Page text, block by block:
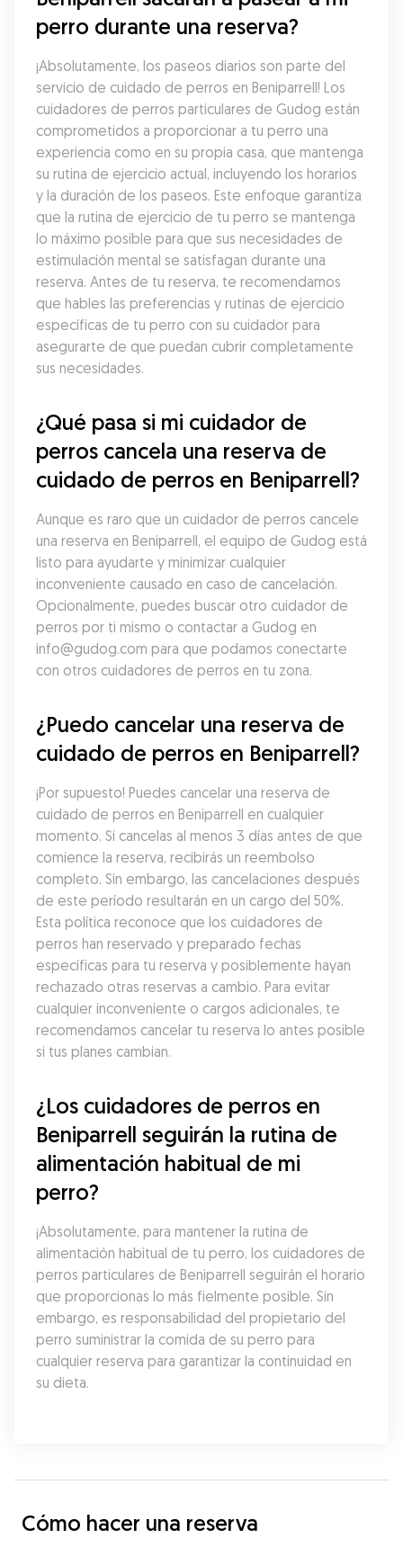
perro durante una reserva?
¡Absolutamente, los paseos diarios son parte del
servicio de cuidado de perros en Beniparrell! Los
cuidadores de perros particulares de Gudog están
comprometidos a proporcionar a tu perro una
experiencia como en su propia casa, que mantenga
su rutina de ejercicio actual, incluyendo los horarios
y la duración de los paseos. Este enfoque garantiza
que la rutina de ejercicio de tu perro se mantenga
lo máximo posible para que sus necesidades de
estimulación mental se satisfagan durante una
reserva. Antes de tu reserva, te recomendamos
que hables las preferencias y rutinas de ejercicio
específicas de tu perro con su cuidador para
asegurarte de que puedan cubrir completamente
sus necesidades.
¿Qué pasa si mi cuidador de
perros cancela una reserva de
cuidado de perros en Beniparrell?
Aunque es raro que un cuidador de perros cancele
una reserva en Beniparrell, el equipo de Gudog está
listo para ayudarte y minimizar cualquier
inconveniente causado en caso de cancelación.
Opcionalmente, puedes buscar otro cuidador de
perros por ti mismo o contactar a Gudog en
info@gudog.com para que podamos conectarte
con otros cuidadores de perros en tu zona.
¿Puedo cancelar una reserva de
cuidado de perros en Beniparrell?
¡Por supuesto! Puedes cancelar una reserva de
cuidado de perros en Beniparrell en cualquier
momento. Si cancelas al menos 3 días antes de que
comience la reserva, recibirás un reembolso
completo. Sin embargo, las cancelaciones después
de este período resultarán en un cargo del 50%.
Esta política reconoce que los cuidadores de
perros han reservado y preparado fechas
específicas para tu reserva y posiblemente hayan
rechazado otras reservas a cambio. Para evitar
cualquier inconveniente o cargos adicionales, te
recomendamos cancelar tu reserva lo antes posible
si tus planes cambian.
¿Los cuidadores de perros en
Beniparrell seguirán la rutina de
alimentación habitual de mi
perro?
¡Absolutamente, para mantener la rutina de
alimentación habitual de tu perro, los cuidadores de
perros particulares de Beniparrell seguirán el horario
que proporcionas lo más fielmente posible. Sin
embargo, es responsabilidad del propietario del
perro suministrar la comida de su perro para
cualquier reserva para garantizar la continuidad en
su dieta.
Cómo hacer una reserva